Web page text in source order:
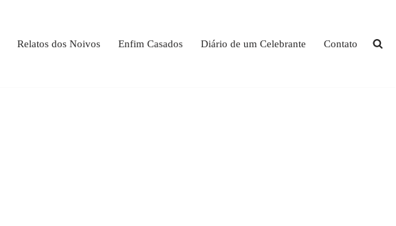
Relatos dos Noivos Enfim Casados Diário de um Celebrante Contato